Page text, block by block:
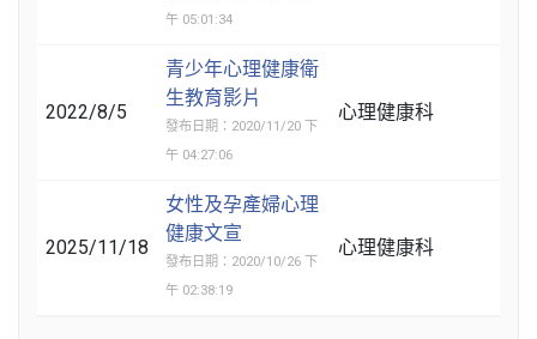
午 05:01:34
2022/8/5
青少年心理健康衛
生教育影片
發布日期：2020/11/20 下
午 04:27:06
心理健康科
2025/11/18
女性及孕產婦心理
健康文宣
發布日期：2020/10/26 下
午 02:38:19
心理健康科